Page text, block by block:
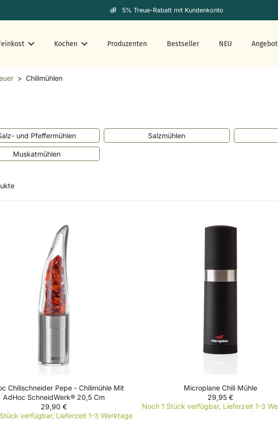
5% Treue-Rabatt mit Kundenkonto
Kochen Produzenten Bestseller NEU
> Chilimühlen
und Pfeffermühlen Salzmühlen
Muskatmühlen
Chilischneider Pepe - Chilimühle Mit
AdHoc SchneidWerk® 20,5 Cm
R
E
29,90 €
verfügbar, Lieferzeit 1-3 Werktage
Microplane Chili Mühle
R
E
29,95 €
Noch 1 Stück verfügbar, Lieferzeit 1-3